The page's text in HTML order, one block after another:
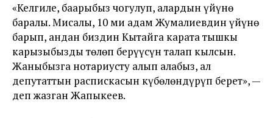
«Келгиле, баарыбыз чогулуп, алардын үйүнө
баралы. Мисалы, 10 миң адам Жумалиевдин үйүнө
барып, андан биздин Кытайга карата тышкы
карызыбызды төлөп берүүсүн талап кылсын.
Жаныбызга нотариусту алып алабыз, ал
депутаттын распискасын күбөлөндүрүп берет», —
деп жазган Жапыкеев.